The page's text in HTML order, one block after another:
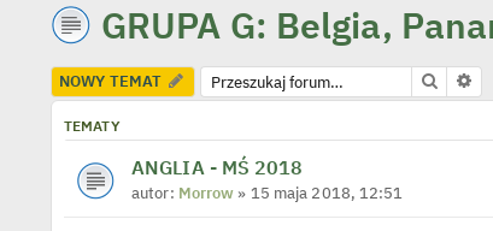
GRUPA G: Belgia,
NOWY TEMAT Szukaj
TEMATY
ANGLIA - MŚ 2018
autor: Morrow» 15 maja 2018, 12:51